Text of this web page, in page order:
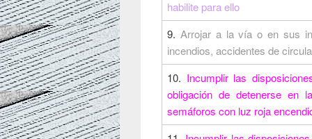
habilite para ello
9. Arrojar a la vía o en sus
incendios, accidentes de
10. Incumplir las
obligación de detenerse
semáforos con luz roja